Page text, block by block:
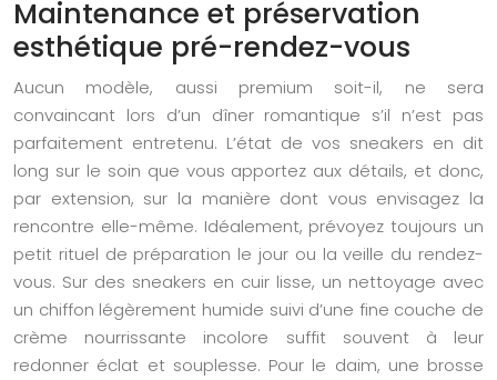
Maintenance et préservation
esthétique pré-rendez-vous
Aucun modèle, aussi premium soit-il, ne sera
convaincant lors d’un dîner romantique s’il n’est pas
parfaitement entretenu. L’état de vos sneakers en dit
long sur le soin que vous apportez aux détails, et donc,
par extension, sur la manière dont vous envisagez la
rencontre elle-même. Idéalement, prévoyez toujours un
petit rituel de préparation le jour ou la veille du rendez-
vous. Sur des sneakers en cuir lisse, un nettoyage avec
un chiffon légèrement humide suivi d’une fine couche de
crème nourrissante incolore suffit souvent à leur
redonner éclat et souplesse. Pour le daim, une brosse